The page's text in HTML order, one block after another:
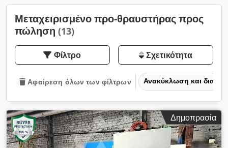
Μεταχειρισμένο προ-θραυστήρας προς
πώληση (13)
Φίλτρο Σχετικότητα
Αφαίρεση όλων των φίλτρων Ανακύκλωση και
Δημοπρασία